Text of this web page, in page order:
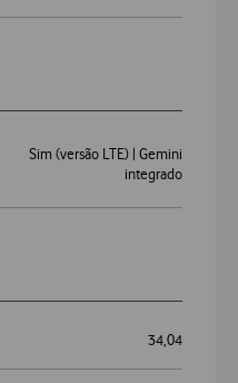
Sim (versão LTE) | Gemini
integrado
34,04